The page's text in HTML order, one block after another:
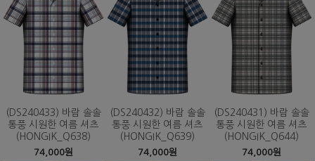
(DS240433) 바람 솔솔
통풍 시원한 여름 셔츠
(HONGIK_Q638)
74,000원
(DS240432) 바람 솔솔
통풍 시원한 여름 셔츠
(HONGIK_Q639)
74,000원
(DS240431) 바람 솔솔
통풍 시원한 여름 셔츠
(HONGIK_Q644)
74,000원